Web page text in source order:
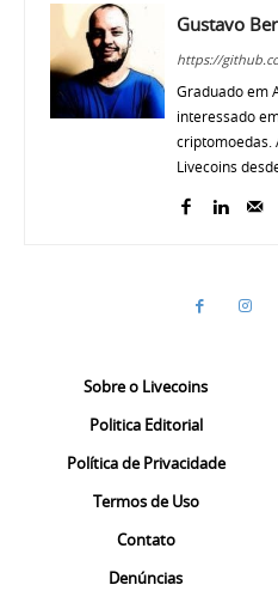
Gustavo
https://
Graduado em
interessado
criptomoedas.
Livecoins
Sobre o Livecoins
Politica Editorial
Política de Privacidade
Termos de Uso
Contato
Denúncias